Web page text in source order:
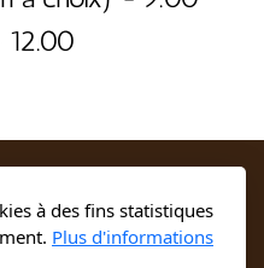
12.00
à des fins statistiques
Plus d'informations